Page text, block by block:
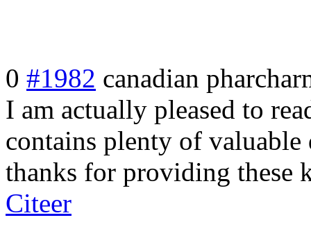
0 #1982 canadian
I am actually pleased to
contains plenty of valuable
thanks for providing these
Citeer